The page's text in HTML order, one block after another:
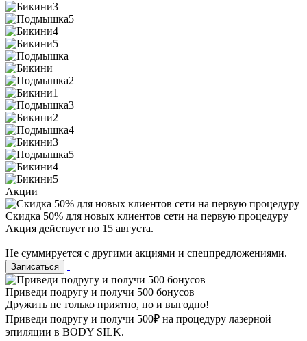
Акции
Скидка 50% для новых клиентов сети на первую процедуру
Акция действует по 15 августа.
Не суммируется с другими акциями и спецпредложениями.
Записаться
Приведи подругу и получи 500 бонусов
Дружить не только приятно, но и выгодно!
Приведи подругу и получи 500₽ на процедуру лазерной
эпиляции в BODY SILK.